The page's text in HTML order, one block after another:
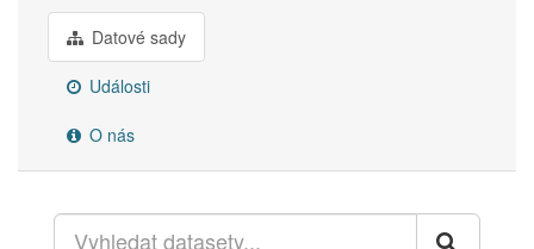
Datové sady
Události
O nás